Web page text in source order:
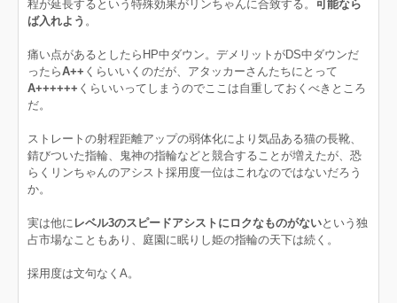
程が延長するという特殊効果がリンちゃんに合致する。 可能なら
ば入れよう 。
痛い点があるとしたらHP中ダウン。デメリットがDS中ダウンだ
ったらA++ くらいいくのだが、アタッカーさんたちにとって
A++++++ くらいいってしまうのでここは自重しておくべきところ
だ。
ストレートの射程距離アップの弱体化により気品ある猫の長靴、
錆びついた指輪、鬼神の指輪などと競合することが増えたが、恐
らくリンちゃんのアシスト採用度一位はこれなのではないだろう
か。
実は他に レベル3のスピードアシストにロクなものがないという独
占市場なこともあり、庭園に眠りし姫の指輪の天下は続く。
採用度は文句なくA。